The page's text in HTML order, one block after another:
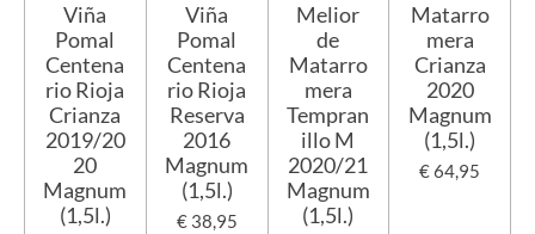
Viña
Pomal
Centena
rio Rioja
Crianza
2019/20
20
Magnum
(1,5l.)
Viña
Pomal
Centena
rio Rioja
Reserva
2016
Magnum
(1,5l.)
€ 38,95
Melior
de
Matarro
mera
Tempran
illo M
2020/21
Magnum
(1,5l.)
Matarro
mera
Crianza
2020
Magnum
(1,5l.)
€ 64,95